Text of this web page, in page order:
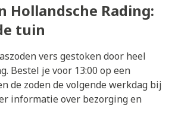
Hollandsche Rading:
tuin
vers gestoken door heel
Bestel je voor 13:00 op een
de zoden de volgende werkdag bij
informatie over bezorging en